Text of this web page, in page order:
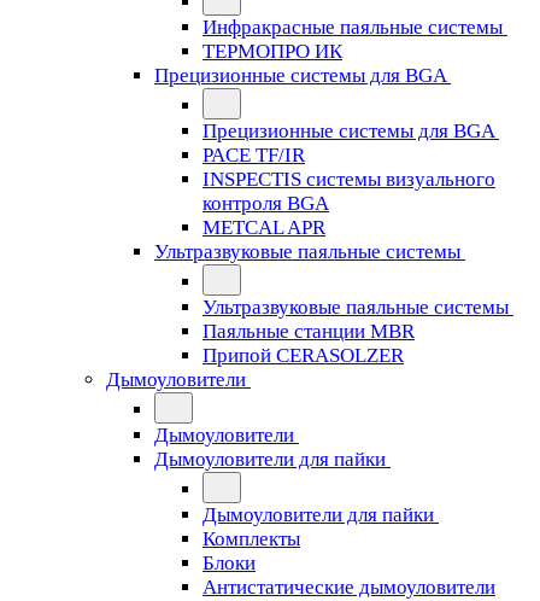
Инфракрасные паяльные системы
ТЕРМОПРО ИК
Прецизионные системы для BGA
Прецизионные системы для BGA
PACE TF/IR
INSPECTIS системы визуального
контроля BGA
METCAL APR
Ультразвуковые паяльные системы
Ультразвуковые паяльные системы
Паяльные станции MBR
Припой CERASOLZER
Дымоуловители
Дымоуловители
Дымоуловители для пайки
Дымоуловители для пайки
Комплекты
Блоки
Антистатические дымоуловители